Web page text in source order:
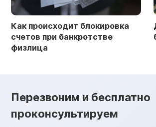
Как происходит блокировка
счетов при банкротстве
физлица
Перезвоним и бесплатно
проконсультируем